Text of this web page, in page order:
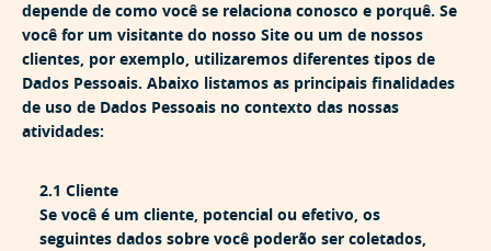
depende de como você se relaciona conosco e porquê. Se
você for um visitante do nosso Site ou um de nossos
clientes, por exemplo, utilizaremos diferentes tipos de
Dados Pessoais. Abaixo listamos as principais finalidades
de uso de Dados Pessoais no contexto das nossas
atividades:
2.1 Cliente
Se você é um cliente, potencial ou efetivo, os
seguintes dados sobre você poderão ser coletados,